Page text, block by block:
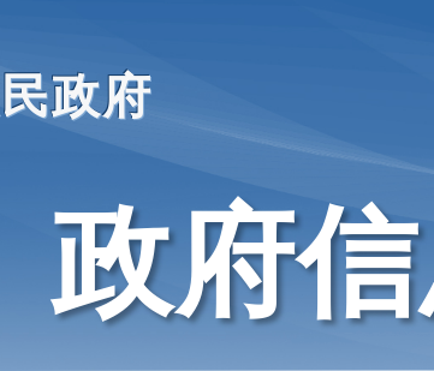
政府
政府